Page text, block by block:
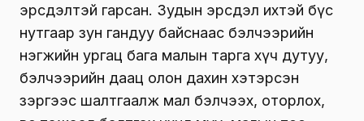
эрсдэлтэй гарсан. Зудын эрсдэл ихтэй бүс
нутгаар зун гандуу байснаас бэлчээрийн
нэгжийн ургац бага малын тарга хүч дутуу,
бэлчээрийн даац олон дахин хэтэрсэн
зэргээс шалтгаалж мал бэлчээх, оторлох,